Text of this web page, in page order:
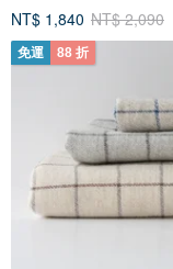
NT$ 1,840 NT$ 2,090
免運 88 折